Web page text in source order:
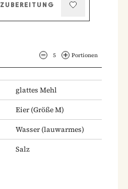
ZUBEREITUNG
5 Portionen
glattes Mehl
Eier (Größe M)
Wasser (lauwarmes)
Salz